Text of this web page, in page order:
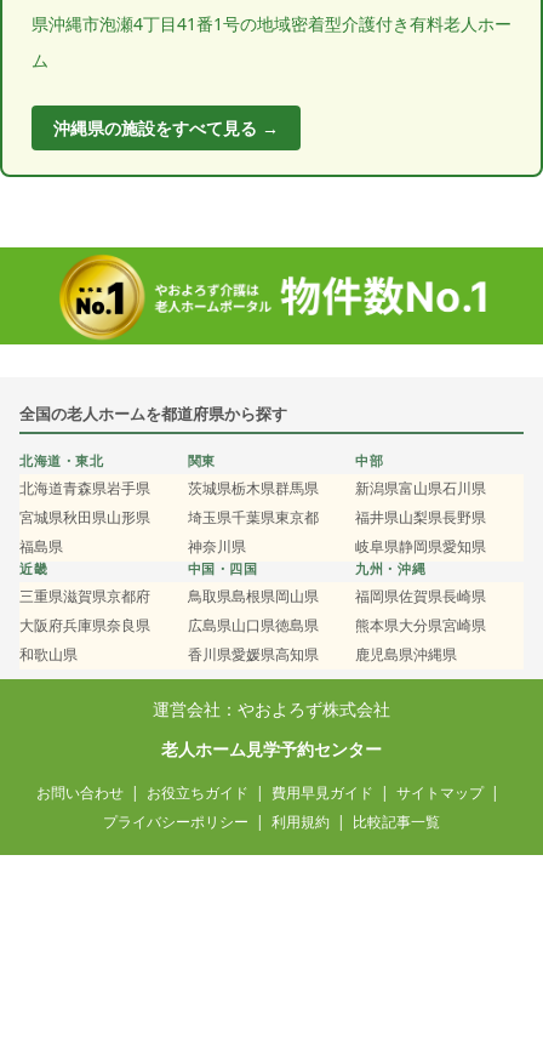
県沖縄市泡瀬4丁目41番1号の地域密着型介護付き有料老人ホー
ム
沖縄県の施設をすべて見る →
全国の老人ホームを都道府県から探す
北海道・東北
北海道青森県岩手県
宮城県秋田県山形県
福島県
関東
茨城県栃木県群馬県
埼玉県千葉県東京都
神奈川県
中部
新潟県富山県石川県
福井県山梨県長野県
岐阜県静岡県愛知県
近畿
三重県滋賀県京都府
大阪府兵庫県奈良県
和歌山県
中国・四国
鳥取県島根県岡山県
広島県山口県徳島県
香川県愛媛県高知県
九州・沖縄
福岡県佐賀県長崎県
熊本県大分県宮崎県
鹿児島県沖縄県
運営会社：やおよろず株式会社
老人ホーム見学予約センター
お問い合わせ お役立ちガイド 費用早見ガイド
サイトマップ
プライバシーポリシー
利用規約 比較記事一覧